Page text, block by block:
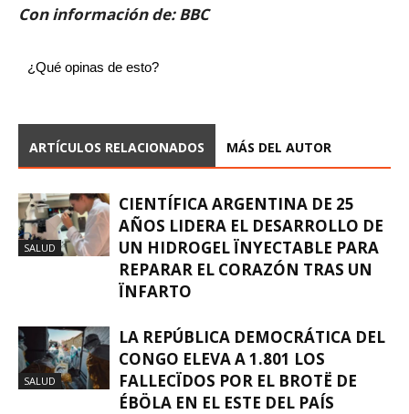
Con información de: BBC
¿Qué opinas de esto?
ARTÍCULOS RELACIONADOS MÁS DEL AUTOR
SALUD
CIENTÍFICA ARGENTINA DE 25
AÑOS LIDERA EL DESARROLLO DE
UN HIDROGEL ÏNYECTABLE PARA
REPARAR EL CORAZÓN TRAS UN
ÏNFARTO
SALUD
LA REPÚBLICA DEMOCRÁTICA DEL
CONGO ELEVA A 1.801 LOS
FALLECÏDOS POR EL BROTË DE
ÉBÖLA EN EL ESTE DEL PAÍS